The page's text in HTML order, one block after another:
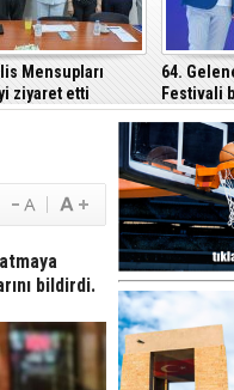
Mensupları
ziyaret etti
64.
Festivali
bildirdi.